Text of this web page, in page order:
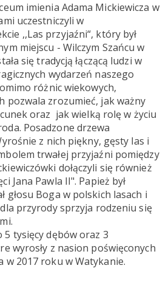
imienia Adama Mickiewicza w
uczestniczyli w
,,Las przyjaźni“, który był
miejscu - Wilczym Szańcu w
się tradycją łączącą ludzi w
wydarzeń naszego
różnic wiekowych,
pozwala zrozumieć, jak ważny
oraz jak wielką rolę w życiu
Posadzone drzewa
z nich piękny, gęsty las i
trwałej przyjaźni pomiędzy
dołączyli się również
Jana Pawla II". Papież był
głosu Boga w polskich lasach i
przyrody sprzyja rodzeniu się
5 tysięcy dębów oraz 3
wyrosły z nasion poświęconych
w 2017 roku w Watykanie.